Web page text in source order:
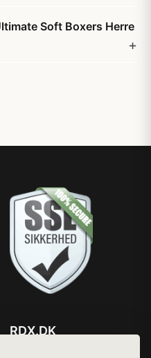
Soft Boxers Herre
RDX.DK